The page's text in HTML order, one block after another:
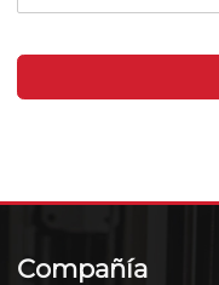
Compañía